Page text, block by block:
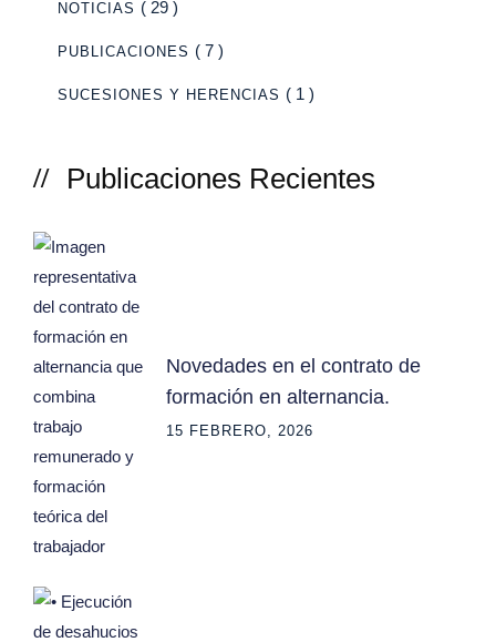
NOTICIAS ( 29 )
PUBLICACIONES ( 7 )
SUCESIONES Y HERENCIAS ( 1 )
Publicaciones Recientes
Novedades en el contrato de
formación en alternancia.
15 FEBRERO, 2026